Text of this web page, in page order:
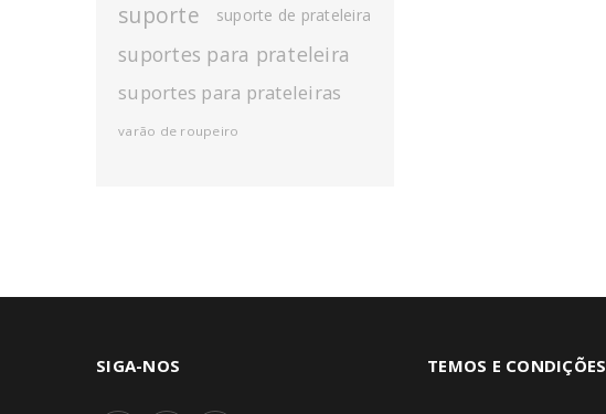
suporte suporte de prateleira
suportes para prateleira
suportes para prateleiras
varão de roupeiro
SIGA-NOS TEMOS E CONDIÇÕES